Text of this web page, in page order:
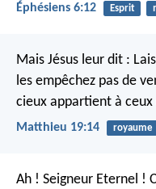
Éphésiens 6:12 Esprit
Mais Jésus leur dit :
les empêchez pas de
cieux appartient à
Matthieu 19:14 royaume
Ah ! Seigneur Eternel !